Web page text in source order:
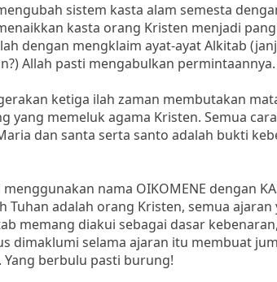
sistem kasta alam semesta
kasta orang Kristen menjadi
dengan mengklaim ayat-ayat Alkitab
Allah pasti mengabulkan permintaannya.
ketiga ilah zaman membutakan
yang memeluk agama Kristen. Semua
dan santa serta santo adalah bukti
menggunakan nama OIKOMENE dengan
Tuhan adalah orang Kristen, semua
memang diakui sebagai dasar
dimaklumi selama ajaran itu membuat
berbulu pasti burung!